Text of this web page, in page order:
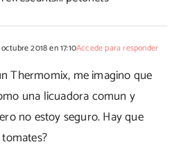
2018 en 17:10Accede para responder
Thermomix, me imagino que
una licuadora comun y
no estoy seguro. Hay que